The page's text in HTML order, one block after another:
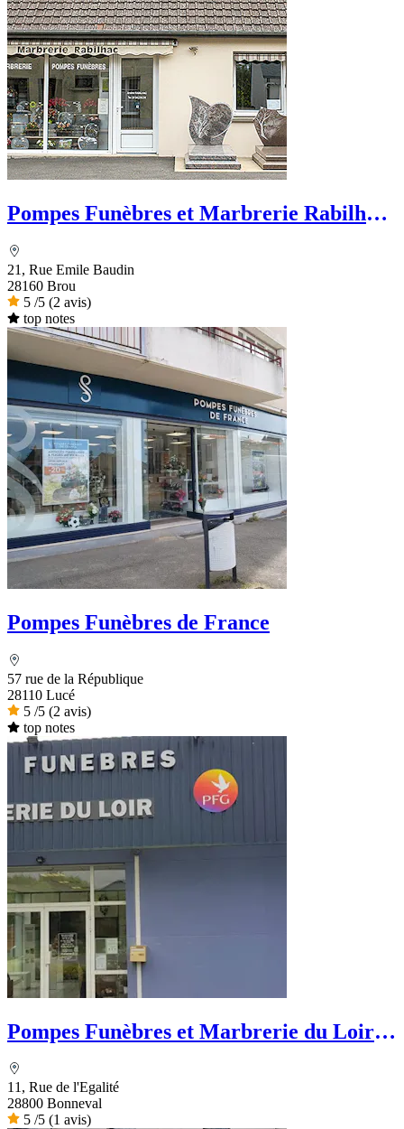
Pompes Funèbres et Marbrerie Rabilhac
21, Rue Emile Baudin
28160 Brou
5 /5 (2 avis)
top notes
Pompes Funèbres de France
57 rue de la République
28110 Lucé
5 /5 (2 avis)
top notes
Pompes Funèbres et Marbrerie du Loir -
11, Rue de l'Egalité
28800 Bonneval
5 /5 (1 avis)